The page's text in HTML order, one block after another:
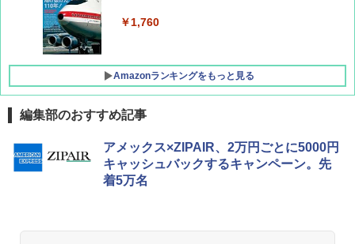
￥1,760
Amazonランキングをもっと見る
地球の歩き方 スター・ウォーズ
￥2,695
[キャンパーズコレクション 山善] ポップアッ
プテント 傘みたいに広げて畳める パッとサ
ッとサンシェード キューブ フルクローズ メ
ッシュ 簡単設置 ワンタッチテント キャンプ
GRANDOOR ステンレス保冷剤 2個セット 2
026リニューアル 急速冷凍 空間倍増 衛生的
コンパクト 保冷力長持ち
編集部のおすすめ記事
アメックス×ZIPAIR、2万円ごとに5000円
キャッシュバックするキャンペーン。先
着5万名